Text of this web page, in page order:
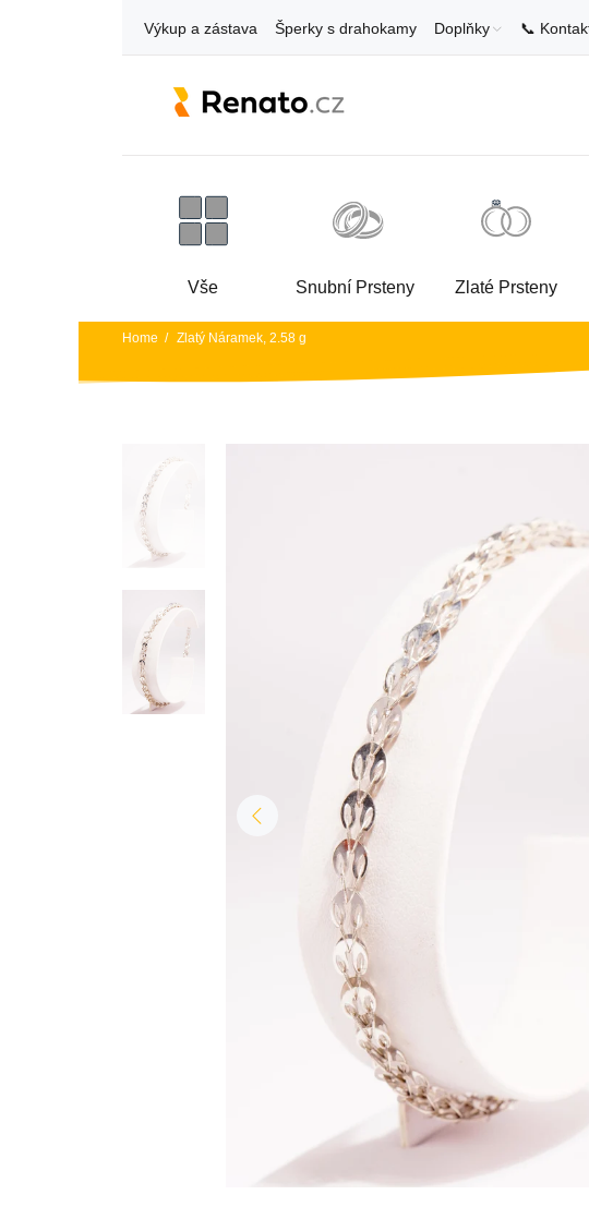
Výkup a zástava Šperky s drahokamy Doplňky 📞
Vše Snubní Prsteny Zlaté Prsteny
Home Zlatý Náramek, 2.58 g